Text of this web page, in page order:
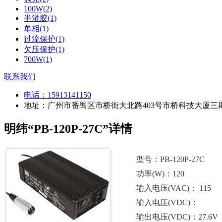
100W(2)
半灌胶(1)
单相(1)
过流保护(1)
欠压保护(1)
700W(1)
联系我们
电话： 15913141150
地址：广州市番禺区市桥街大北路403号市桥科技大厦三
明纬“PB-120P-27C”详情
型号：PB-120P-27C
功率(W)：120
输入电压(VAC)： 115
输入电压(VDC)：
输出电压(VDC)：27.6V